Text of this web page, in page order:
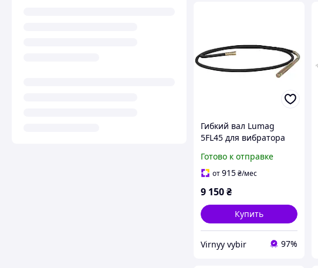
Гибкий вал Lumag
5FL45 для вибратора
производительность
12000 л/ч длина
Готово к отправке
от915₴/мес
9 150₴
Купить
Virnyy vybir 97%